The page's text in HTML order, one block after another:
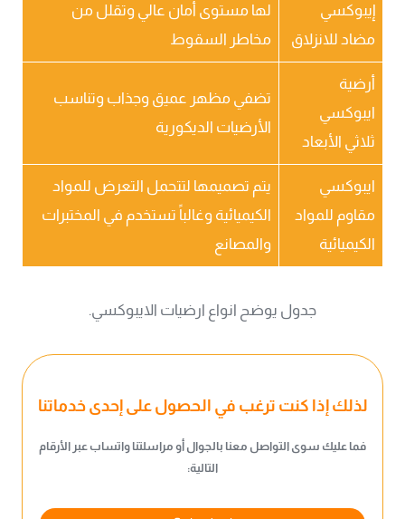
إيبوكسي
مضاد للانزلاق
لها مستوى أمان عالي وتقلل من
مخاطر السقوط
أرضية
ايبوكسي
ثلاثي الأبعاد
تضفي مظهر عميق وجذاب وتناسب
الأرضيات الديكورية
ايبوكسي
مقاوم للمواد
الكيميائية
يتم تصميمها لتتحمل التعرض للمواد
الكيميائية وغالباً تستخدم في المختبرات
والمصانع
جدول يوضح انواع ارضيات الايبوكسي.
لذلك إذا كنت ترغب في الحصول على إحدى خدماتنا
فما عليك سوى التواصل معنا بالجوال أو مراسلتنا واتساب عبر الأرقام
التالية: